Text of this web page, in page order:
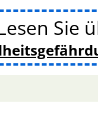
Sie